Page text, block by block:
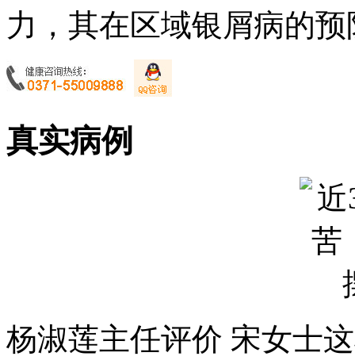
力，其在区域银屑病的
真实病例
杨淑莲主任评价 宋女士